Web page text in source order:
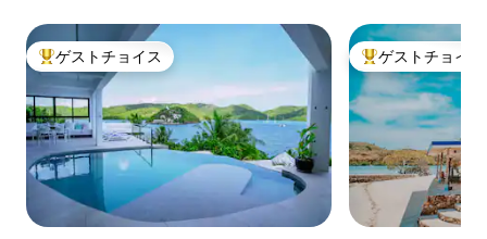
大好評のゲストチョイスです。
ゲストチョイス 大好評のゲスト
ゲストチョイス